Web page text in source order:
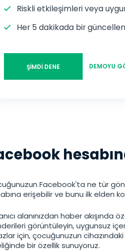
All Features
Riskli etkileşimleri veya
Her 5 dakikada bir
ŞİMDİ DENE DEMOYU
Facebook'ta ne tür
erişebilir ve bunu ilk elden
alanınızdan haber
görüntüleyin, uygunsuz
için, çocuğunuzun
bir özellik sunuyoruz.